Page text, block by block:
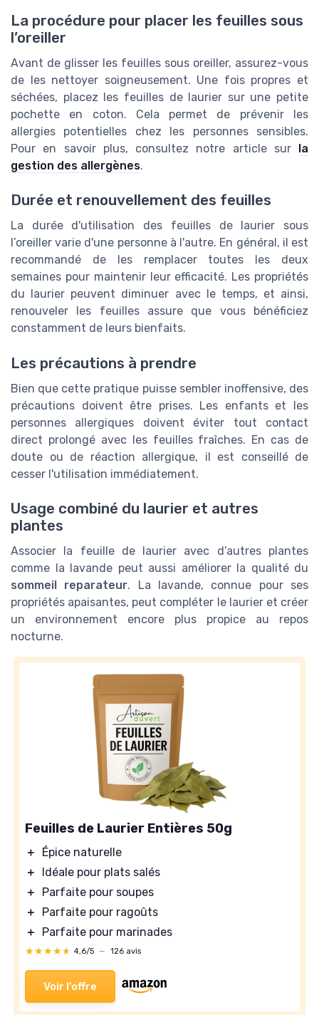
La procédure pour placer les feuilles sous
l’oreiller
Avant de glisser les feuilles sous oreiller, assurez-vous
de les nettoyer soigneusement. Une fois propres et
séchées, placez les feuilles de laurier sur une petite
pochette en coton. Cela permet de prévenir les
allergies potentielles chez les personnes sensibles.
Pour en savoir plus, consultez notre article sur la
gestion des allergènes.
Durée et renouvellement des feuilles
La durée d'utilisation des feuilles de laurier sous
l’oreiller varie d'une personne à l'autre. En général, il est
recommandé de les remplacer toutes les deux
semaines pour maintenir leur efficacité. Les propriétés
du laurier peuvent diminuer avec le temps, et ainsi,
renouveler les feuilles assure que vous bénéficiez
constamment de leurs bienfaits.
Les précautions à prendre
Bien que cette pratique puisse sembler inoffensive, des
précautions doivent être prises. Les enfants et les
personnes allergiques doivent éviter tout contact
direct prolongé avec les feuilles fraîches. En cas de
doute ou de réaction allergique, il est conseillé de
cesser l'utilisation immédiatement.
Usage combiné du laurier et autres
plantes
Associer la feuille de laurier avec d’autres plantes
comme la lavande peut aussi améliorer la qualité du
sommeil reparateur. La lavande, connue pour ses
propriétés apaisantes, peut compléter le laurier et créer
un environnement encore plus propice au repos
nocturne.
Feuilles de Laurier Entières 50g
＋
Épice naturelle
＋
Idéale pour plats salés
＋
Parfaite pour soupes
＋
Parfaite pour ragoûts
＋
Parfaite pour marinades
★★★★★
★★★★★ 4,6/5 — 126 avis
Voir l'offre